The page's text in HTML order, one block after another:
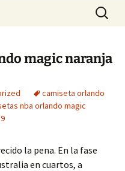
Buscar:
magic naranja
camiseta orlando
nba orlando magic
la pena. En la fase
en cuartos, a